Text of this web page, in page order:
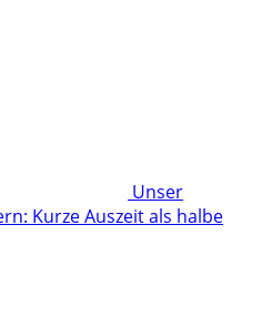
Unser
Kurze Auszeit als halbe